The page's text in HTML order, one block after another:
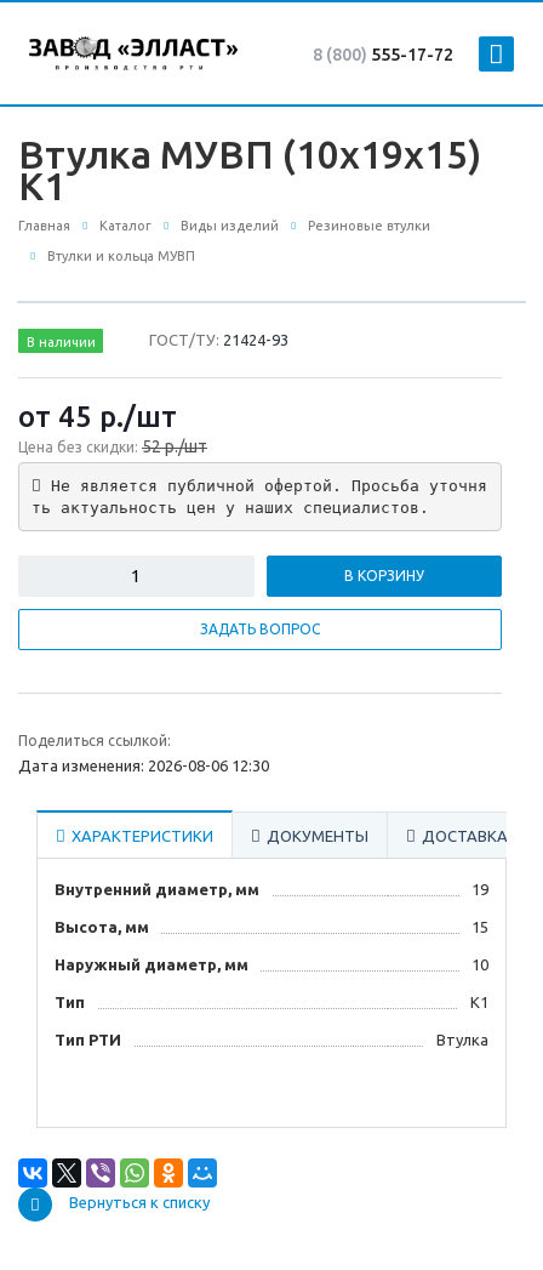
8 (800) 555-17-72
Втулка МУВП (10х19х15)
К1
Главная Каталог Виды изделий Резиновые втулки
Втулки и кольца МУВП
В наличии ГОСТ/ТУ: 21424-93
от 45 р./шт
Цена без скидки: 52 р./шт
Не является публичной офертой. Просьба уточня
ть актуальность цен у наших специалистов.
В КОРЗИНУ
ЗАДАТЬ ВОПРОС
Поделиться ссылкой:
Дата изменения: 2026-08-06 12:30
ХАРАКТЕРИСТИКИ ДОКУМЕНТЫ ДОСТАВКА
Внутренний диаметр, мм 19
Высота, мм 15
Наружный диаметр, мм 10
Тип К1
Тип РТИ Втулка
Вернуться к списку